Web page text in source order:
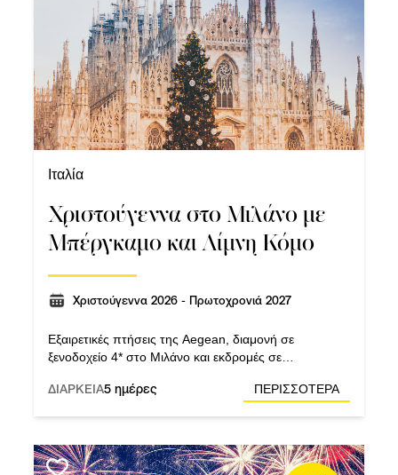
Ιταλία
Χριστούγεννα στο Μιλάνο με
Μπέργκαμο και Λίμνη Κόμο
Χριστούγεννα 2026 - Πρωτοχρονιά 2027
Εξαιρετικές πτήσεις της Aegean, διαμονή σε
ξενοδοχείο 4* στο Μιλάνο και εκδρομές σε
Μπελάτζιο.
ΔΙΑΡΚΕΙΑ5 ημέρες ΠΕΡΙΣΣΟΤΕΡΑ